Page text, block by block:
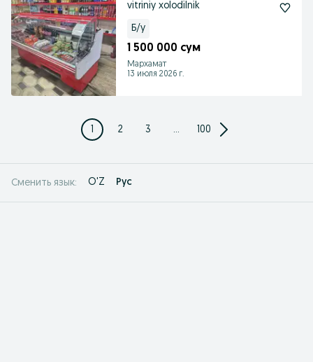
vitriniy xolodilnik
Б/у
1 500 000 сум
Мархамат
13 июля 2026 г.
1 2 3 ... 100
Сменить язык: O'Z Рус